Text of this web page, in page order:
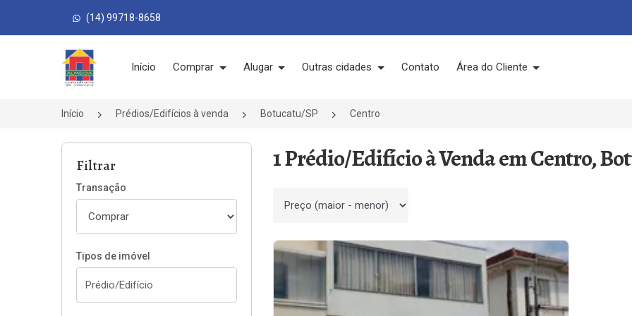
(14) 99718-8658
Página inicial
Início Comprar Alugar Outras cidades Contato Área do Cliente
Início Prédios/Edifícios à venda Botucatu/SP Centro
Filtrar
Transação
Tipos de imóvel
1 Prédio/Edifício à Venda em Centro,
Ordenar por